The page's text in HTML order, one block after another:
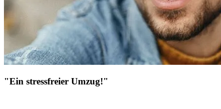
"Ein stressfreier Umzug!"